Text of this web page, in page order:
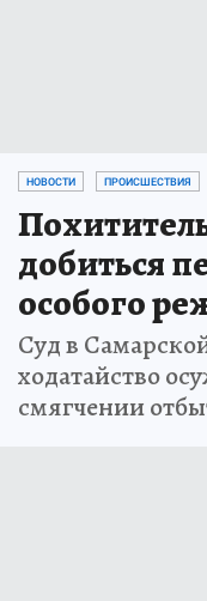
НОВОСТИ ПРОИСШЕСТВИЯ
добиться
особого
Суд в
ходатайство
смягчении